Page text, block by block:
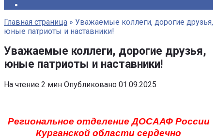
Главная страница » Уважаемые коллеги, дорогие друзья,
юные патриоты и наставники!
Уважаемые коллеги, дорогие друзья,
юные патриоты и наставники!
На чтение 2 мин Опубликовано 01.09.2025
Региональное отделение ДОСААФ России
Курганской области сердечно